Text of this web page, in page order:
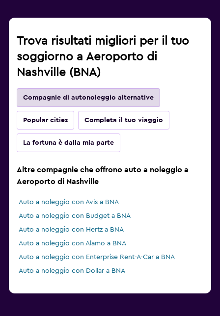
Trova risultati migliori per il tuo
soggiorno a Aeroporto di
Nashville (BNA)
Compagnie di autonoleggio alternative
Popular cities Completa il tuo viaggio
La fortuna è dalla mia parte
Altre compagnie che offrono auto a noleggio a
Aeroporto di Nashville
Auto a noleggio con Avis a BNA
Auto a noleggio con Budget a BNA
Auto a noleggio con Hertz a BNA
Auto a noleggio con Alamo a BNA
Auto a noleggio con Enterprise Rent-A-Car a BNA
Auto a noleggio con Dollar a BNA